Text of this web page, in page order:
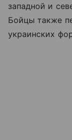
западной и
Бойцы также
украинских